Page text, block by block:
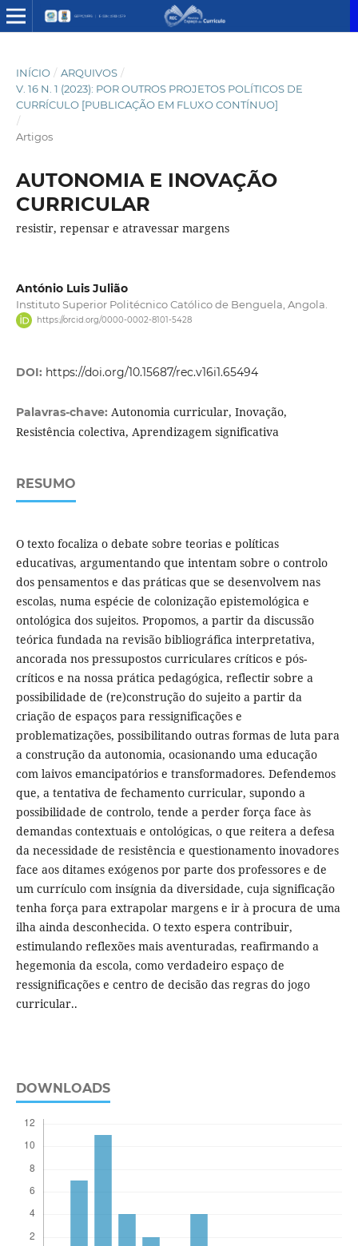
INÍCIO / ARQUIVOS /
V. 16 N. 1 (2023): POR OUTROS PROJETOS POLÍTICOS DE
CURRÍCULO [PUBLICAÇÃO EM FLUXO CONTÍNUO]
/
Artigos
AUTONOMIA E INOVAÇÃO
CURRICULAR
resistir, repensar e atravessar margens
António Luis Julião
Instituto Superior Politécnico Católico de Benguela, Angola.
https://orcid.org/0000-0002-8101-5428
DOI: https://doi.org/10.15687/rec.v16i1.65494
Palavras-chave: Autonomia curricular, Inovação,
Resistência colectiva, Aprendizagem significativa
RESUMO
O texto focaliza o debate sobre teorias e políticas
educativas, argumentando que intentam sobre o controlo
dos pensamentos e das práticas que se desenvolvem nas
escolas, numa espécie de colonização epistemológica e
ontológica dos sujeitos. Propomos, a partir da discussão
teórica fundada na revisão bibliográfica interpretativa,
ancorada nos pressupostos curriculares críticos e pós-
críticos e na nossa prática pedagógica, reflectir sobre a
possibilidade de (re)construção do sujeito a partir da
criação de espaços para ressignificações e
problematizações, possibilitando outras formas de luta para
a construção da autonomia, ocasionando uma educação
com laivos emancipatórios e transformadores. Defendemos
que, a tentativa de fechamento curricular, supondo a
possibilidade de controlo, tende a perder força face às
demandas contextuais e ontológicas, o que reitera a defesa
da necessidade de resistência e questionamento inovadores
face aos ditames exógenos por parte dos professores e de
um currículo com insígnia da diversidade, cuja significação
tenha força para extrapolar margens e ir à procura de uma
ilha ainda desconhecida. O texto espera contribuir,
estimulando reflexões mais aventuradas, reafirmando a
hegemonia da escola, como verdadeiro espaço de
ressignificações e centro de decisão das regras do jogo
curricular..
DOWNLOADS